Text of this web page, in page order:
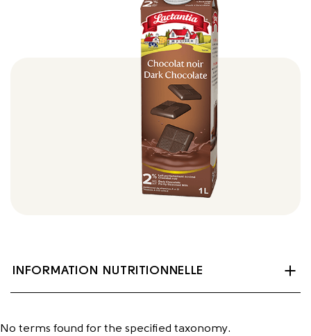
INFORMATION NUTRITIONNELLE
No terms found for the specified taxonomy.